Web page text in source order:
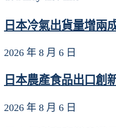
日本冷氣出貨量增兩
2026 年 8 月 6 日
日本農產食品出口創
2026 年 8 月 6 日